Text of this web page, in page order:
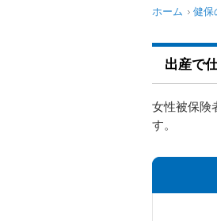
ホーム 健保
出産で
女性被保険
す。